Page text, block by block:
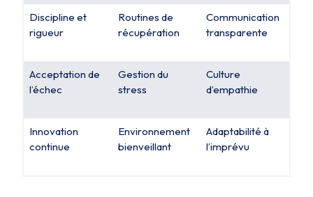
Discipline et
rigueur
Routines de
récupération
Communication
transparente
Acceptation de
l’échec
Gestion du
stress
Culture
d’empathie
Innovation
continue
Environnement
bienveillant
Adaptabilité à
l’imprévu